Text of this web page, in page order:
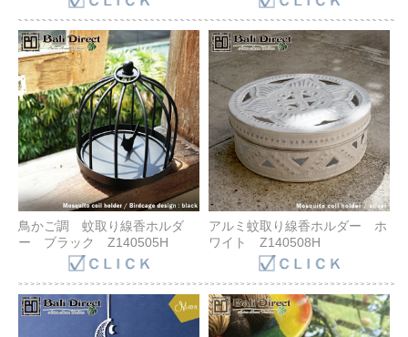
鳥かご調 蚊取り線香ホルダ
ー ブラック Z140505H
アルミ蚊取り線香ホルダー ホ
ワイト Z140508H